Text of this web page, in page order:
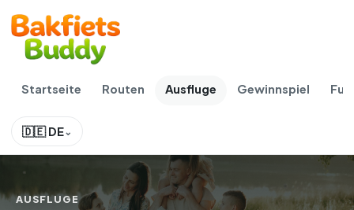
Startseite Routen Ausfluge Gewinnspiel Fur
🇩🇪 DE
AUSFLUGE